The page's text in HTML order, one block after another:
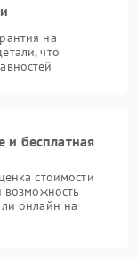
на
что
и бесплатная
стоимости
возможность
онлайн на